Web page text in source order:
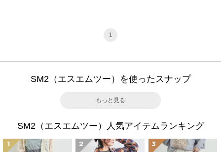
1
SM2（エスエムツー）を使ったスナップ
もっと見る
SM2（エスエムツー）人気アイテムランキング
1 2 3